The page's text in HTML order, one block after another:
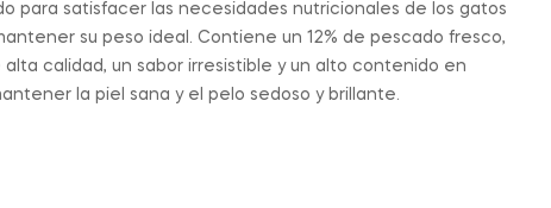
para satisfacer las necesidades nutricionales de los gatos
su peso ideal. Contiene un 12% de pescado fresco,
calidad, un sabor irresistible y un alto contenido en
la piel sana y el pelo sedoso y brillante.